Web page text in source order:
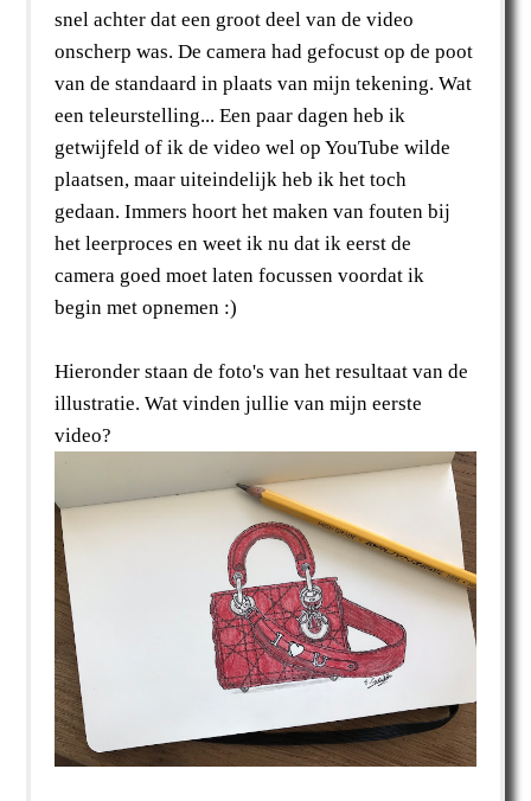
snel achter dat een groot deel van de video
onscherp was. De camera had gefocust op de poot
van de standaard in plaats van mijn tekening. Wat
een teleurstelling... Een paar dagen heb ik
getwijfeld of ik de video wel op YouTube wilde
plaatsen, maar uiteindelijk heb ik het toch
gedaan. Immers hoort het maken van fouten bij
het leerproces en weet ik nu dat ik eerst de
camera goed moet laten focussen voordat ik
begin met opnemen :)
Hieronder staan de foto's van het resultaat van de
illustratie. Wat vinden jullie van mijn eerste
video?